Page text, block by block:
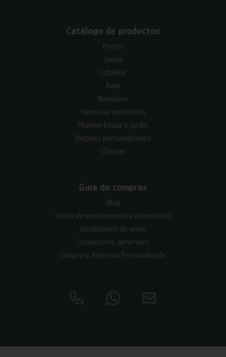
Catálogo de productos
Perros
Gatos
Caballos
Aves
Roedores
Farmacia veterinaria
Higiene hogar y jardín
Regalos personalizados
Ofertas
Guía de compras
Blog
Venta de medicamentos veterinarios
Condiciones de envío
Condiciones generales
Compra y Atención Personalizada